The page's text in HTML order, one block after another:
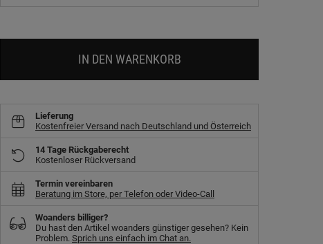
IN DEN WARENKORB
Lieferung
Kostenfreier Versand nach Deutschland und Österreich
14 Tage Rückgaberecht
Kostenloser Rückversand
Termin vereinbaren
Beratung im Store, per Telefon oder Video-Call
Woanders billiger?
Du hast den Artikel woanders günstiger gesehen? Kein
Problem. Sprich uns einfach im Chat an.